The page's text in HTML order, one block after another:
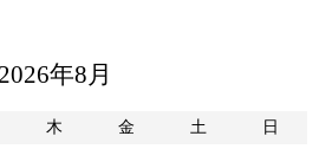
2026年8月
木 金 土 日